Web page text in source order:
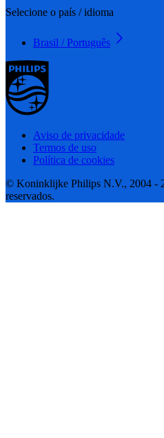
Selecione o país / idioma
Brasil / Português
Aviso de privacidade
Termos de uso
Política de cookies
© Koninklijke Philips N.V., 2004 -
reservados.